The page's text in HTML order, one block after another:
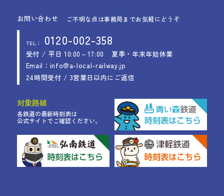
お問い合わせ ご不明な点は事務局までお気軽にどうぞ
TEL： 0120-002-358
受付 / 平日 10:00～17:00
夏季・年末年始休業
Email：info@a-local-railway.jp
24時間受付 / 3営業日以内にご返信
対象路線
各鉄道の最新時刻表は
公式サイトでご確認ください。